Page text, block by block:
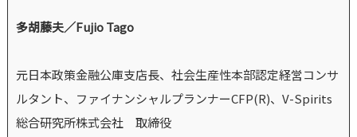
多胡藤夫／Fujio Tago
元日本政策金融公庫支店長、社会生産性本部認定経営コンサ
ルタント、ファイナンシャルプランナーCFP(R)、V-Spirits
総合研究所株式会社 取締役